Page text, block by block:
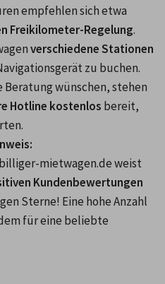
empfehlen sich etwa
Freikilometer-Regelung.
verschiedene Stationen
zu buchen.
Hotline kostenlos bereit,
mietwagen.de weist
Kundenbewertungen
Sterne! Eine hohe Anzahl
für eine beliebte